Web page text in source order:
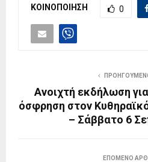
ΚΟΙΝΟΠΟΙΗΣΗ 0
Ανοιχτή εκδήλωση
όσφρηση στον
– Σάββατο 6
ΕΠΟΜΕΝΟ